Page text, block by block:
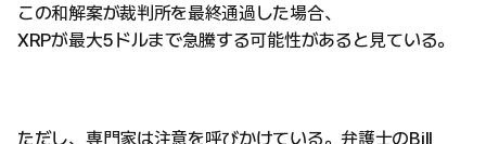
この和解案が裁判所を最終通過した場合、
XRPが最大5ドルまで急騰する可能性があると見ている。
ただし、専門家は注意を呼びかけている。弁護士のBill